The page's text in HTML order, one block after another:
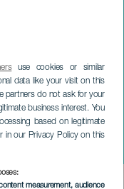
use cookies or similar
data like your visit on this
partners do not ask for your
business interest. You
based on legitimate
in our Privacy Policy on this
measurement, audience